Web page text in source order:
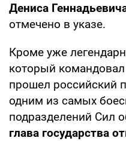
Дениса
отмечено в указе.
Кроме уже
который
прошел российский
одним из самых
подразделений Сил
глава государства